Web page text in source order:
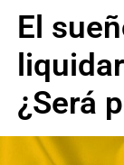
El
¿Será